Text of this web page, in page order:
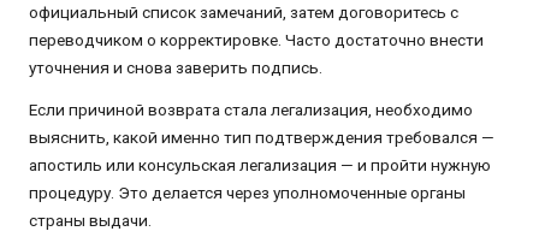
официальный список замечаний, затем договоритесь с
переводчиком о корректировке. Часто достаточно внести
уточнения и снова заверить подпись.
Если причиной возврата стала легализация, необходимо
выяснить, какой именно тип подтверждения требовался —
апостиль или консульская легализация — и пройти нужную
процедуру. Это делается через уполномоченные органы
страны выдачи.